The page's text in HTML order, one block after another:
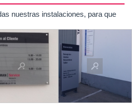
nuestras instalaciones, para que